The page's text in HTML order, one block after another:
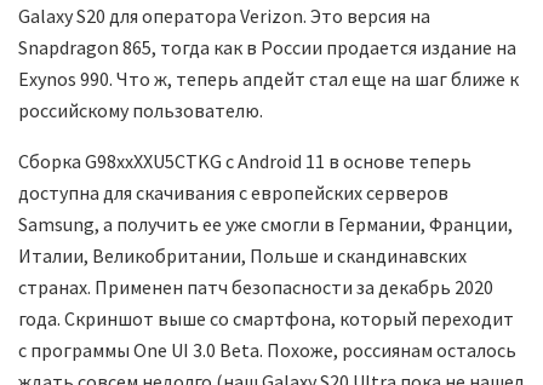
Galaxy S20 для оператора Verizon. Это версия на
Snapdragon 865, тогда как в России продается издание на
Exynos 990. Что ж, теперь апдейт стал еще на шаг ближе к
российскому пользователю.
Сборка G98xxXXU5CTKG с Android 11 в основе теперь
доступна для скачивания с европейских серверов
Samsung, а получить ее уже смогли в Германии, Франции,
Италии, Великобритании, Польше и скандинавских
странах. Применен патч безопасности за декабрь 2020
года. Скриншот выше со смартфона, который переходит
с программы One UI 3.0 Beta. Похоже, россиянам осталось